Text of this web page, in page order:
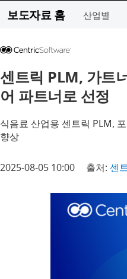
보도자료 홈 산업별
센트릭 PLM, 가트
어 파트너로 선정
식음료 산업용 센트릭 PLM,
향상
2025-08-05 10:00 출처: 센